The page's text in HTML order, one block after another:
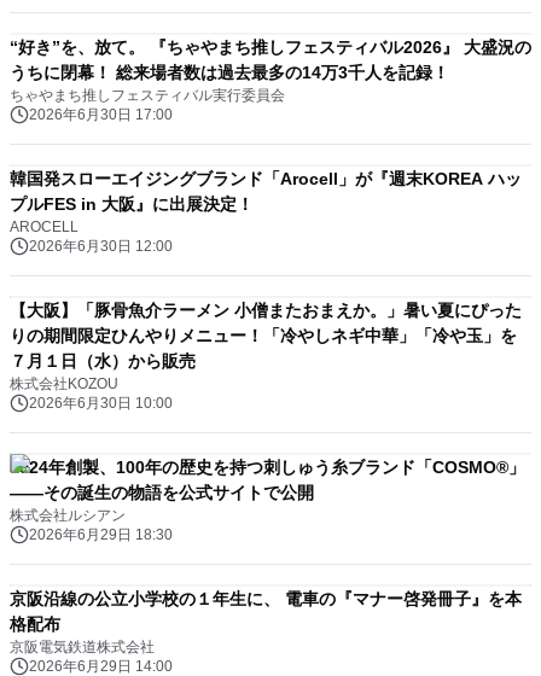
“好き”を、放て。 『ちゃやまち推しフェスティバル2026』 大盛況の
うちに閉幕！ 総来場者数は過去最多の14万3千人を記録！
ちゃやまち推しフェスティバル実行委員会
2026年6月30日 17:00
韓国発スローエイジングブランド「Arocell」が『週末KOREA ハッ
プルFES in ⼤阪』に出展決定！
AROCELL
2026年6月30日 12:00
【大阪】「豚骨魚介ラーメン 小僧またおまえか。」暑い夏にぴった
りの期間限定ひんやりメニュー！「冷やしネギ中華」「冷や玉」を
７月１日（水）から販売
株式会社KOZOU
2026年6月30日 10:00
1924年創製、100年の歴史を持つ刺しゅう糸ブランド「COSMO®」
——その誕生の物語を公式サイトで公開
株式会社ルシアン
2026年6月29日 18:30
京阪沿線の公立小学校の１年生に、 電車の『マナー啓発冊子』を本
格配布
京阪電気鉄道株式会社
2026年6月29日 14:00